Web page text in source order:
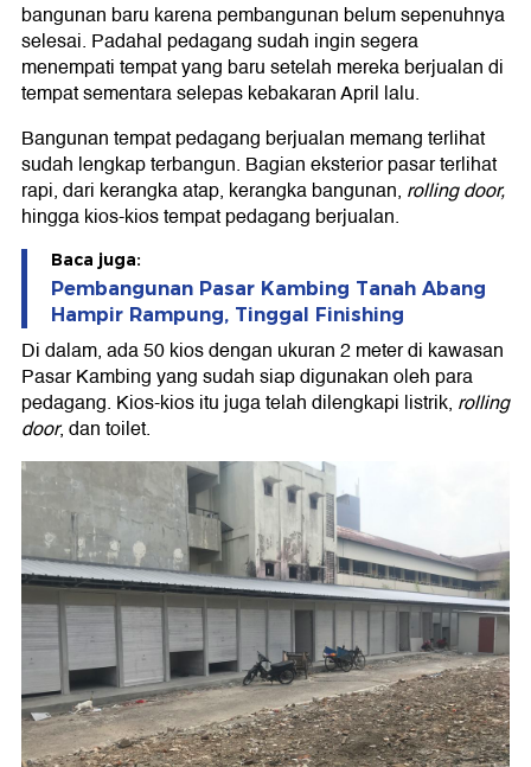
bangunan baru karena pembangunan belum sepenuhnya
selesai. Padahal pedagang sudah ingin segera
menempati tempat yang baru setelah mereka berjualan di
tempat sementara selepas kebakaran April lalu.
Bangunan tempat pedagang berjualan memang terlihat
sudah lengkap terbangun. Bagian eksterior pasar terlihat
rapi, dari kerangka atap, kerangka bangunan, rolling door,
hingga kios-kios tempat pedagang berjualan.
Baca juga:
Pembangunan Pasar Kambing Tanah Abang
Hampir Rampung, Tinggal Finishing
Di dalam, ada 50 kios dengan ukuran 2 meter di kawasan
Pasar Kambing yang sudah siap digunakan oleh para
pedagang. Kios-kios itu juga telah dilengkapi listrik, rolling
door, dan toilet.